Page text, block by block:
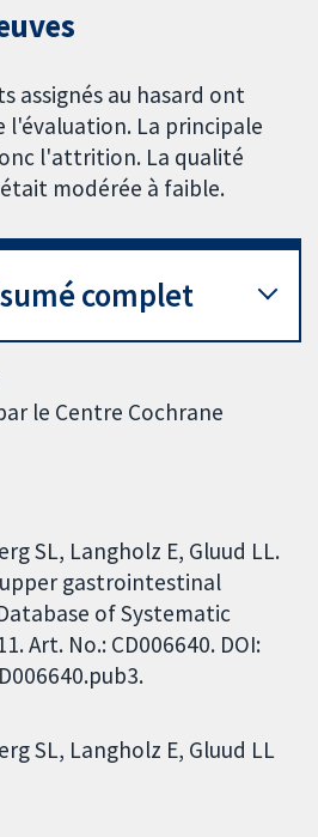
assignés au hasard ont
l'évaluation. La principale
l'attrition. La qualité
modérée à faible.
complet
le Centre Cochrane
SL, Langholz E, Gluud LL.
gastrointestinal
of Systematic
Art. No.: CD006640. DOI:
SL Langholz E Gluud LL